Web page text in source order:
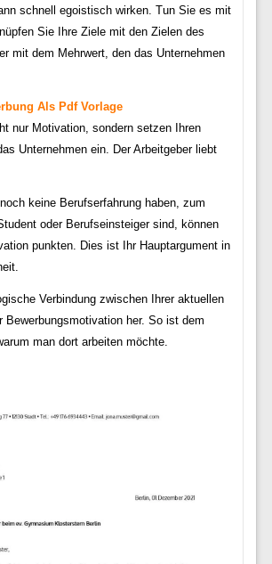
schnell egoistisch wirken. Tun Sie es mit
Sie Ihre Ziele mit den Zielen des
mit dem Mehrwert, den das Unternehmen
Als Pdf Vorlage
nur Motivation, sondern setzen Ihren
Unternehmen ein. Der Arbeitgeber liebt
keine Berufserfahrung haben, zum
oder Berufseinsteiger sind, können
punkten. Dies ist Ihr Hauptargument in
Verbindung zwischen Ihrer aktuellen
Bewerbungsmotivation her. So ist dem
man dort arbeiten möchte.